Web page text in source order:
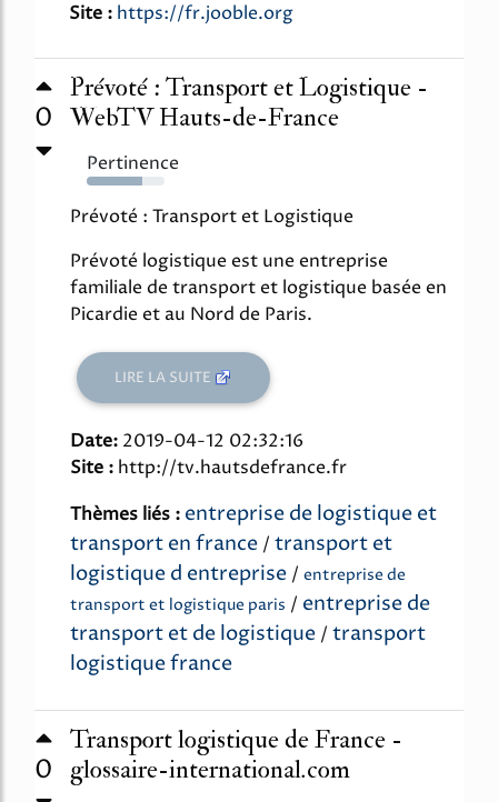
Site : https://fr.jooble.org
0
Prévoté : Transport et Logistique -
WebTV Hauts-de-France
Pertinence
72%
Prévoté : Transport et Logistique
Prévoté logistique est une entreprise
familiale de transport et logistique basée en
Picardie et au Nord de Paris.
LIRE LA SUITE
Date: 2019-04-12 02:32:16
Site : http://tv.hautsdefrance.fr
Thèmes liés : entreprise de logistique et
transport en france / transport et
logistique d entreprise / entreprise de
transport et logistique paris / entreprise de
transport et de logistique / transport
logistique france
0
Transport logistique de France -
glossaire-international.com